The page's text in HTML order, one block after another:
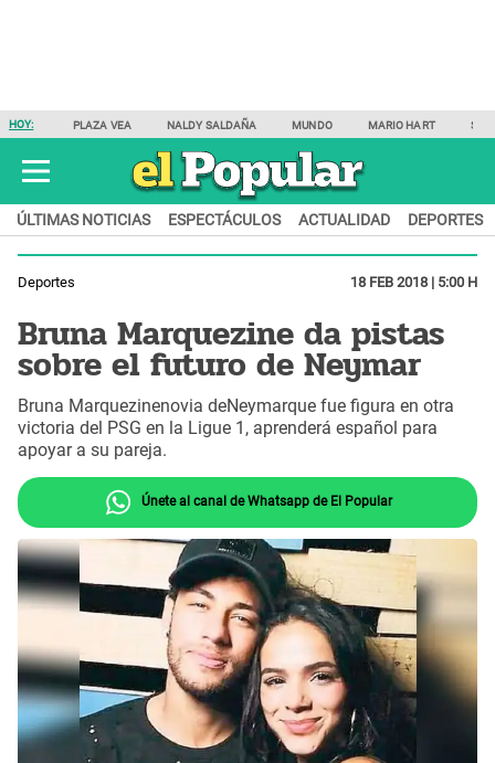
HOY: PLAZA VEA NALDY SALDAÑA MUNDO MARIO HART
ÚLTIMAS NOTICIAS ESPECTÁCULOS ACTUALIDAD DEPORTES
Deportes 18 FEB 2018 | 5:00 H
Bruna Marquezine da pistas
sobre el futuro de Neymar
Bruna Marquezinenovia deNeymarque fue figura en otra
victoria del PSG en la Ligue 1, aprenderá español para
apoyar a su pareja.
Únete al canal de Whatsapp de El Popular